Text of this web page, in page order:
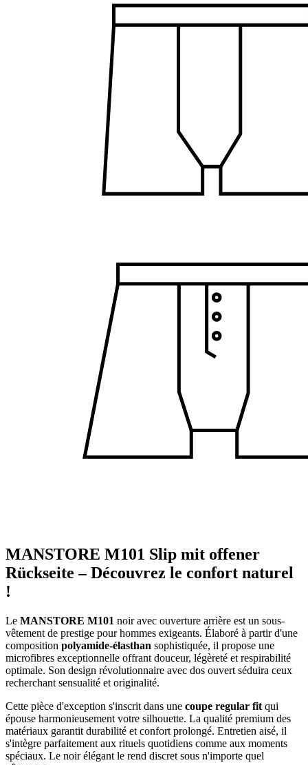
MANSTORE M101 Slip mit offener
Rückseite – Découvrez le confort naturel
!
Le MANSTORE M101 noir avec ouverture arrière est un sous-
vêtement de prestige pour hommes exigeants. Élaboré à partir d'une
composition polyamide-élasthan sophistiquée, il propose une
microfibres exceptionnelle offrant douceur, légèreté et respirabilité
optimale. Son design révolutionnaire avec dos ouvert séduira ceux
recherchant sensualité et originalité.
Cette pièce d'exception s'inscrit dans une coupe regular fit qui
épouse harmonieusement votre silhouette. La qualité premium des
matériaux garantit durabilité et confort prolongé. Entretien aisé, il
s'intègre parfaitement aux rituels quotidiens comme aux moments
spéciaux. Le noir élégant le rend discret sous n'importe quel